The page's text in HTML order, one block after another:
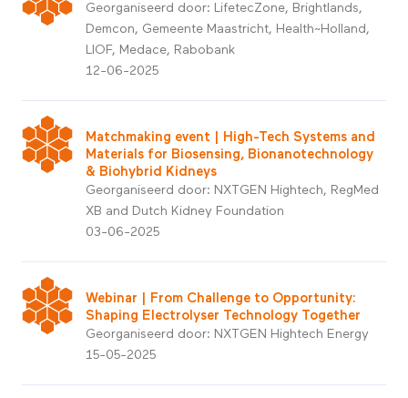
Georganiseerd door: LifetecZone, Brightlands,
Demcon, Gemeente Maastricht, Health~Holland,
LIOF, Medace, Rabobank
12-06-2025
Matchmaking event | High-Tech Systems and
Materials for Biosensing, Bionanotechnology
& Biohybrid Kidneys
Georganiseerd door: NXTGEN Hightech, RegMed
XB and Dutch Kidney Foundation
03-06-2025
Webinar | From Challenge to Opportunity:
Shaping Electrolyser Technology Together
Georganiseerd door: NXTGEN Hightech Energy
15-05-2025